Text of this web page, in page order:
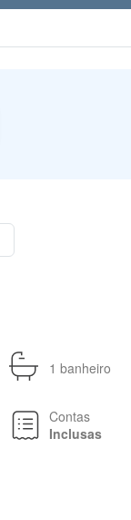
1 banheiro
Contas
Inclusas